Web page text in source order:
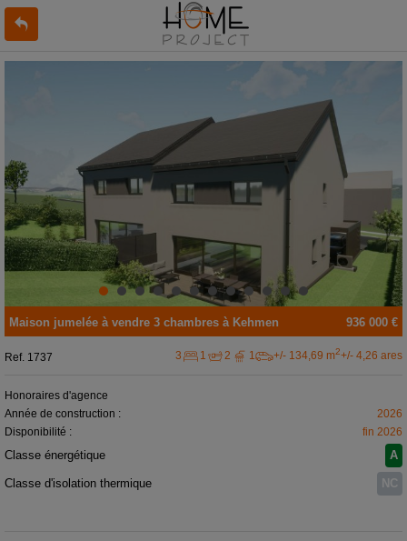
936 000 €
Maison jumelée à vendre 3 chambres à Kehmen
Ref. 1737 3 1 2 1 +/- 134,69 m2+/- 4,26 ares
Honoraires d'agence
Année de construction :
2026
Disponibilité :
fin 2026
Classe énergétique A
Classe d'isolation thermique NC